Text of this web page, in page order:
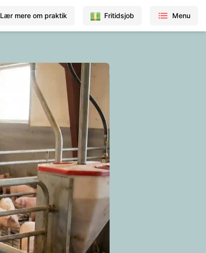
Lær mere om praktik Fritidsjob Menu